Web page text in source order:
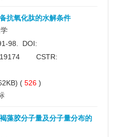
抗氧化肽的水解条件
98. DOI:
CSTR:
( 526 )
藻胶分子量及分子量分布的